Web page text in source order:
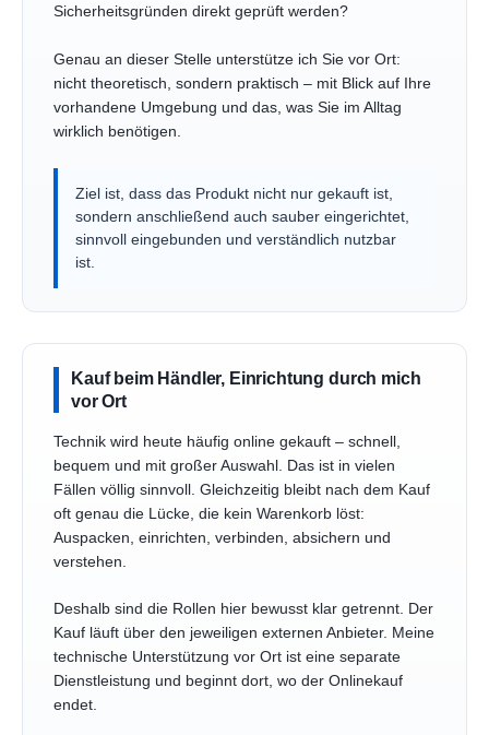
Sicherheitsgründen direkt geprüft werden?
Genau an dieser Stelle unterstütze ich Sie vor Ort:
nicht theoretisch, sondern praktisch – mit Blick auf Ihre
vorhandene Umgebung und das, was Sie im Alltag
wirklich benötigen.
Ziel ist, dass das Produkt nicht nur gekauft ist,
sondern anschließend auch sauber eingerichtet,
sinnvoll eingebunden und verständlich nutzbar
ist.
Kauf beim Händler, Einrichtung durch mich
vor Ort
Technik wird heute häufig online gekauft – schnell,
bequem und mit großer Auswahl. Das ist in vielen
Fällen völlig sinnvoll. Gleichzeitig bleibt nach dem Kauf
oft genau die Lücke, die kein Warenkorb löst:
Auspacken, einrichten, verbinden, absichern und
verstehen.
Deshalb sind die Rollen hier bewusst klar getrennt. Der
Kauf läuft über den jeweiligen externen Anbieter. Meine
technische Unterstützung vor Ort ist eine separate
Dienstleistung und beginnt dort, wo der Onlinekauf
endet.